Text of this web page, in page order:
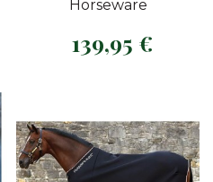
Horseware
Prix
139,95 €